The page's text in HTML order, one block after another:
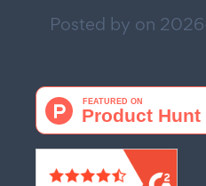
Posted by on